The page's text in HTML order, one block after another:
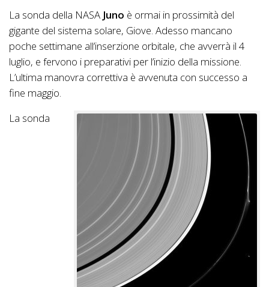
La sonda della NASA Juno è ormai in prossimità del
gigante del sistema solare, Giove. Adesso mancano
poche settimane all’inserzione orbitale, che avverrà il 4
luglio, e fervono i preparativi per l’inizio della missione.
L’ultima manovra correttiva è avvenuta con successo a
fine maggio.
La sonda